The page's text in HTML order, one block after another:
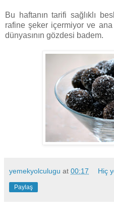
Bu haftanın tarifi sağlıklı
rafine şeker içermiyor ve ana
dünyasının gözdesi badem.
yemekyolculugu at 00:17 Hiç
Paylaş